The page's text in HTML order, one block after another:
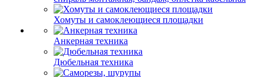
Хомуты и самоклеющиеся площадки
Анкерная техника
Дюбельная техника